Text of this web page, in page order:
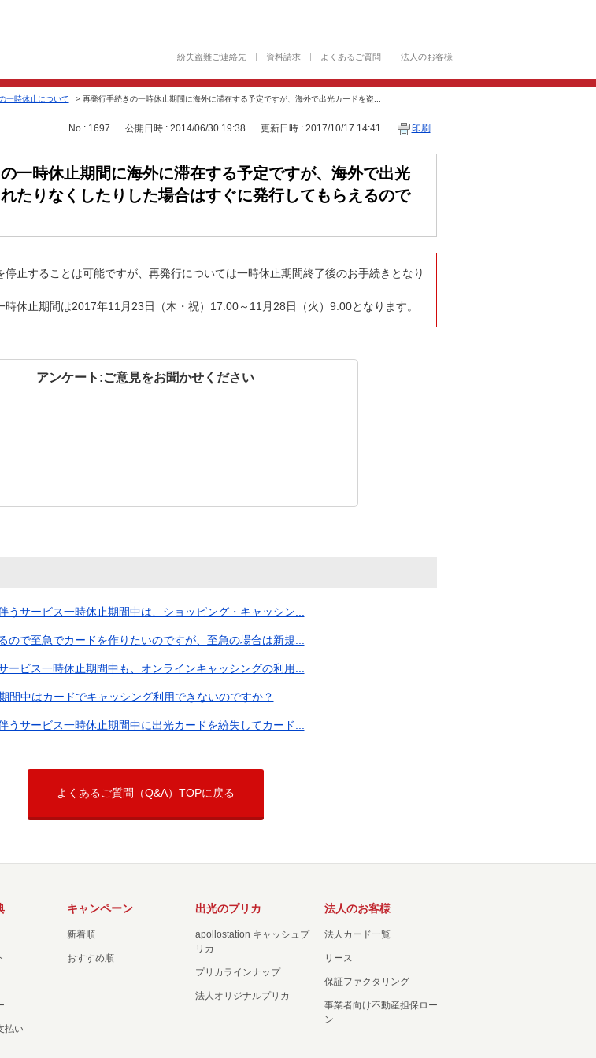
紛失盗難ご連絡先 資料請求 よくあるご質問 法人のお客様
一時休止について > 再発行手続きの一時休止期間に海外に滞在する予定ですが、海外で出光カードを盗...
No : 1697 公開日時 : 2014/06/30 19:38 更新日時 : 2017/10/17 14:41 印刷
一時休止期間に海外に滞在する予定ですが、海外で出光
たりなくしたりした場合はすぐに発行してもらえるので
停止することは可能ですが、再発行については一時休止期間終了後のお手続きとなり
休止期間は2017年11月23日（木・祝）17:00～11月28日（火）9:00となります。
アンケート:ご意見をお聞かせください
うサービス一時休止期間中は、ショッピング・キャッシン...
ので至急でカードを作りたいのですが、至急の場合は新規...
ービス一時休止期間中も、オンラインキャッシングの利用...
間中はカードでキャッシング利用できないのですか？
うサービス一時休止期間中に出光カードを紛失してカード...
よくあるご質問（Q&A）TOPに戻る
払い
キャンペーン
新着順
おすすめ順
出光のプリカ
apollostation キャッシュプ
リカ
プリカラインナップ
法人オリジナルプリカ
法人のお客様
法人カード一覧
リース
保証ファクタリング
事業者向け不動産担保ロー
ン